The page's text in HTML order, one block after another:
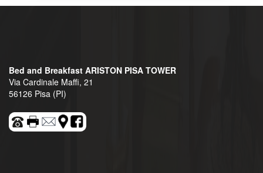
Bed and Breakfast ARISTON PISA TOWER
Via Cardinale Maffi, 21
56126 Pisa (PI)